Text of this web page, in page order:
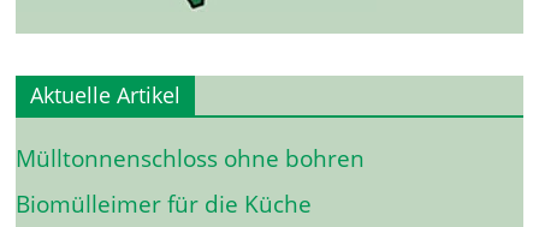
Aktuelle Artikel
Mülltonnenschloss ohne bohren
Biomülleimer für die Küche